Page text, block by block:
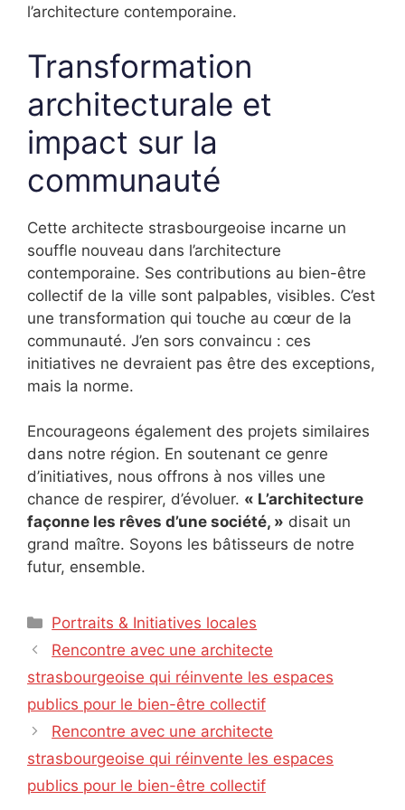
l’architecture contemporaine.
Transformation
architecturale et
impact sur la
communauté
Cette architecte strasbourgeoise incarne un
souffle nouveau dans l’architecture
contemporaine. Ses contributions au bien-être
collectif de la ville sont palpables, visibles. C’est
une transformation qui touche au cœur de la
communauté. J’en sors convaincu : ces
initiatives ne devraient pas être des exceptions,
mais la norme.
Encourageons également des projets similaires
dans notre région. En soutenant ce genre
d’initiatives, nous offrons à nos villes une
chance de respirer, d’évoluer. « L’architecture
façonne les rêves d’une société, » disait un
grand maître. Soyons les bâtisseurs de notre
futur, ensemble.
Catégories
Portraits & Initiatives locales
Rencontre avec une architecte
strasbourgeoise qui réinvente les espaces
publics pour le bien-être collectif
Rencontre avec une architecte
strasbourgeoise qui réinvente les espaces
publics pour le bien-être collectif